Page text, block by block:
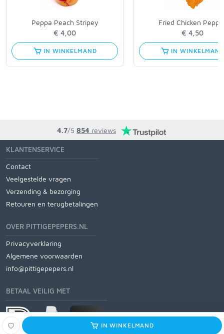
Peppa Peach Stripey
€ 4,00
IN WINKELMAND
Fried Chicken
€ 4,50
IN WINKELMAND
IN WINKELMAND
4.7/5 854 reviews
KLANTENSERVICE
Contact
Veelgestelde vragen
Verzending & bezorging
Retouren en terugbetalingen
OVER PITTIGEPEPERS.NL
Privacyverklaring
Algemene voorwaarden
info@pittigepepers.nl
BETAAL VEILIG MET